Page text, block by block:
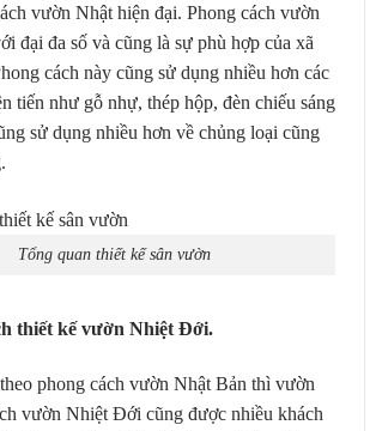
vườn Nhật hiện đại. Phong cách vườn
đại đa số và cũng là sự phù hợp của xã
cách này cũng sử dụng nhiều hơn các
tiến như gỗ nhự, thép hộp, đèn chiếu sáng
sử dụng nhiều hơn về chủng loại cũng
Tổng quan thiết kế sân vườn
thiết kế vườn Nhiệt Đới.
phong cách vườn Nhật Bản thì vườn
vườn Nhiệt Đới cũng được nhiều khách